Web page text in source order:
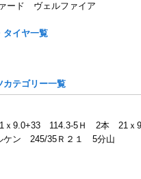
ード ヴェルファイア
タイヤ一覧
カテゴリー一覧
ｘ9.0+33 114.3-5Ｈ 2本 21ｘ
ン 245/35Ｒ２１ 5分山